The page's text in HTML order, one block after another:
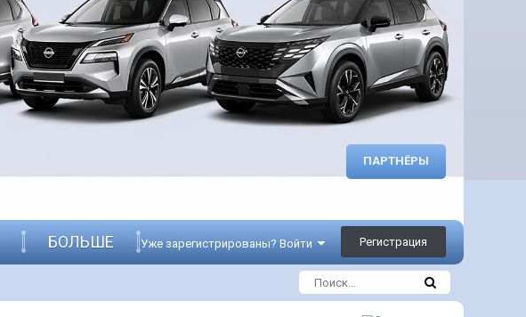
ПАРТНЁРЫ
Уже зарегистрированы? Войти Регистрация
БОЛЬШЕ